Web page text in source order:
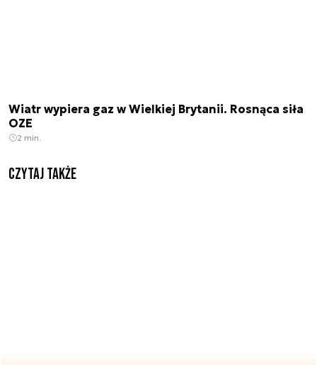
Wiatr wypiera gaz w Wielkiej Brytanii. Rosnąca siła
OZE
2 min.
Czytaj także